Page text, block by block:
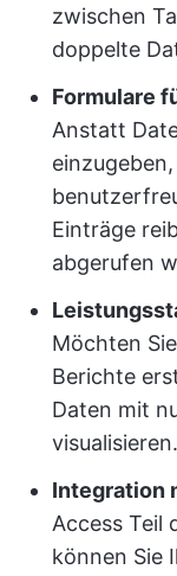
zwischen
doppelte
Formulare
Anstatt
Einträge
abgerufen
Möchten
Berichte
Daten mit
visualisieren.
Integration
Access Teil
können Sie